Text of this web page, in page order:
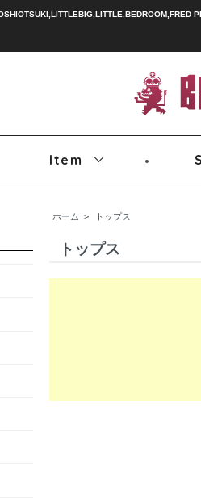
Item
ホーム > トップス
トップス